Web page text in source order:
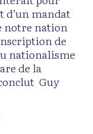
d’un mandat
notre nation
de
nationalisme
de la
Guy